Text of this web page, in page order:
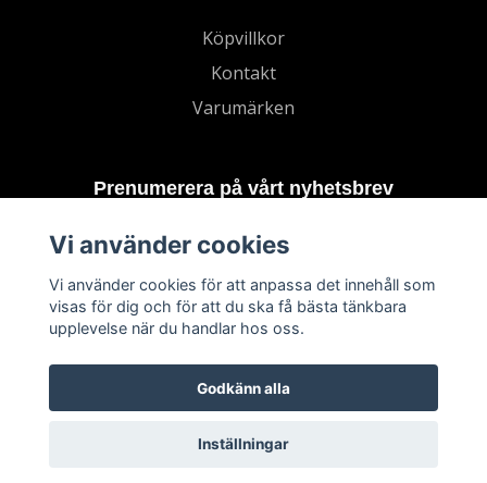
Köpvillkor
Kontakt
Varumärken
Prenumerera på vårt nyhetsbrev
© 2026 TECHNORD
Vi använder cookies
Vi använder cookies för att anpassa det innehåll som
visas för dig och för att du ska få bästa tänkbara
upplevelse när du handlar hos oss.
Godkänn alla
Inställningar